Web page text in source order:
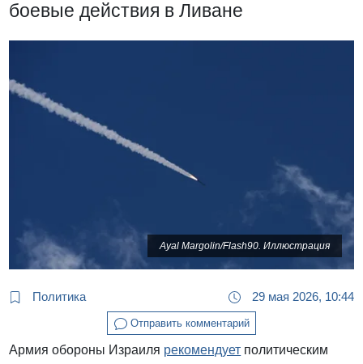
боевые действия в Ливане
Ayal Margolin/Flash90. Иллюстрация
Политика 29 мая 2026, 10:44
Отправить комментарий
Армия обороны Израиля рекомендует политическим